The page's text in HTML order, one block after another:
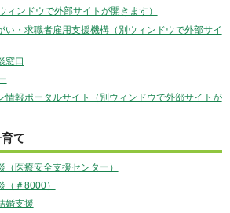
ィンドウで外部サイトが開きます）
い・求職者雇用支援機構（別ウィンドウで外部サイ
窓口
情報ポータルサイト（別ウィンドウで外部サイトが
て
医療安全支援センター）
＃8000）
婚支援